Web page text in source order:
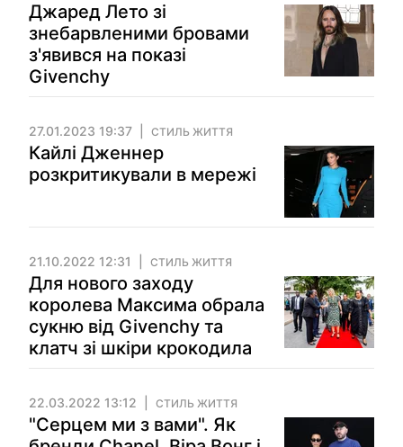
Джаред Лето зі
знебарвленими бровами
з'явився на показі
Givenchy
27.01.2023 19:37 СТИЛЬ ЖИТТЯ
Кайлі Дженнер
розкритикували в мережі
21.10.2022 12:31 СТИЛЬ ЖИТТЯ
Для нового заходу
королева Максима обрала
сукню від Givenchy та
клатч зі шкіри крокодила
22.03.2022 13:12 СТИЛЬ ЖИТТЯ
"Серцем ми з вами". Як